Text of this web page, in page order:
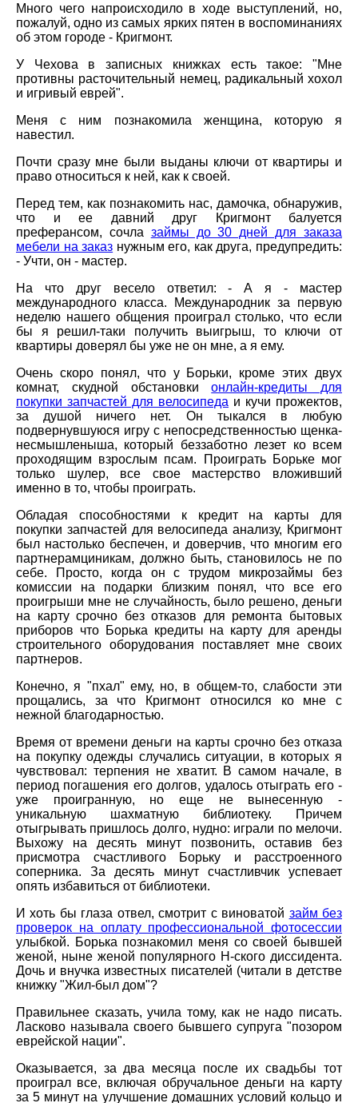
Много чего напроисходило в ходе выступлений, но,
пожалуй, одно из самых ярких пятен в воспоминаниях
об этом городе - Кригмонт.
У Чехова в записных книжках есть такое: "Мне
противны расточительный немец, радикальный хохол
и игривый еврей".
Меня с ним познакомила женщина, которую я
навестил.
Почти сразу мне были выданы ключи от квартиры и
право относиться к ней, как к своей.
Перед тем, как познакомить нас, дамочка, обнаружив,
что и ее давний друг Кригмонт балуется
преферансом, сочла займы до 30 дней для заказа
мебели на заказ нужным его, как друга, предупредить:
- Учти, он - мастер.
На что друг весело ответил: - А я - мастер
международного класса. Международник за первую
неделю нашего общения проиграл столько, что если
бы я решил-таки получить выигрыш, то ключи от
квартиры доверял бы уже не он мне, а я ему.
Очень скоро понял, что у Борьки, кроме этих двух
комнат, скудной обстановкионлайн-кредиты для
покупки запчастей для велосипеда и кучи прожектов,
за душой ничего нет. Он тыкался в любую
подвернувшуюся игру с непосредственностью щенка-
несмышленыша, который беззаботно лезет ко всем
проходящим взрослым псам. Проиграть Борьке мог
только шулер, все свое мастерство вложивший
именно в то, чтобы проиграть.
Обладая способностями к кредит на карты для
покупки запчастей для велосипеда анализу, Кригмонт
был настолько беспечен, и доверчив, что многим его
партнерамциникам, должно быть, становилось не по
себе. Просто, когда он с трудом микрозаймы без
комиссии на подарки близким понял, что все его
проигрыши мне не случайность, было решено, деньги
на карту срочно без отказов для ремонта бытовых
приборов что Борька кредиты на карту для аренды
строительного оборудования поставляет мне своих
партнеров.
Конечно, я "пхал" ему, но, в общем-то, слабости эти
прощались, за что Кригмонт относился ко мне с
нежной благодарностью.
Время от времени деньги на карты срочно без отказа
на покупку одежды случались ситуации, в которых я
чувствовал: терпения не хватит. В самом начале, в
период погашения его долгов, удалось отыграть его -
уже проигранную, но еще не вынесенную -
уникальную шахматную библиотеку. Причем
отыгрывать пришлось долго, нудно: играли по мелочи.
Выхожу на десять минут позвонить, оставив без
присмотра счастливого Борьку и расстроенного
соперника. За десять минут счастливчик успевает
опять избавиться от библиотеки.
И хоть бы глаза отвел, смотрит с виноватой займ без
проверок на оплату профессиональной фотосессии
улыбкой. Борька познакомил меня со своей бывшей
женой, ныне женой популярного Н-ского диссидента.
Дочь и внучка известных писателей (читали в детстве
книжку "Жил-был дом"?
Правильнее сказать, учила тому, как не надо писать.
Ласково называла своего бывшего супруга "позором
еврейской нации".
Оказывается, за два месяца после их свадьбы тот
проиграл все, включая обручальное деньги на карту
за 5 минут на улучшение домашних условий кольцо и